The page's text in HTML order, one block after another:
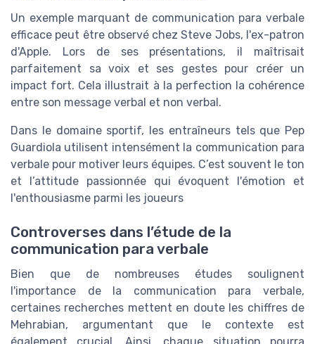
Un exemple marquant de communication para verbale
efficace peut être observé chez Steve Jobs, l'ex-patron
d'Apple. Lors de ses présentations, il maîtrisait
parfaitement sa voix et ses gestes pour créer un
impact fort. Cela illustrait à la perfection la cohérence
entre son message verbal et non verbal.
Dans le domaine sportif, les entraîneurs tels que Pep
Guardiola utilisent intensément la communication para
verbale pour motiver leurs équipes. C’est souvent le ton
et l’attitude passionnée qui évoquent l'émotion et
l'enthousiasme parmi les joueurs
Controverses dans l’étude de la
communication para verbale
Bien que de nombreuses études soulignent
l'importance de la communication para verbale,
certaines recherches mettent en doute les chiffres de
Mehrabian, argumentant que le contexte est